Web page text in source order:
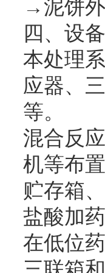
→泥饼
四、设
本处理
应器、
等。
混合反
机等布
贮存箱
盐酸加
在低位